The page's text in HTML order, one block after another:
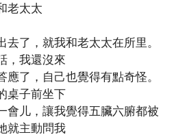
老太太
去了，就我和老太太在所里。
，我還沒來
應了，自己也覺得有點奇怪。
桌子前坐下
會儿，讓我覺得五臟六腑都被
就主動問我